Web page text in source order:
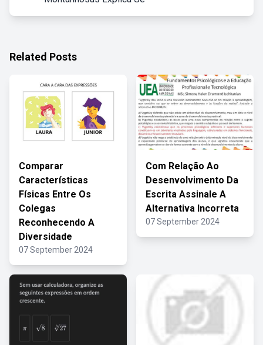
Related Posts
Comparar
Características
Físicas Entre Os
Colegas
Reconhecendo A
Diversidade
07 September 2024
Com Relação Ao
Desenvolvimento Da
Escrita Assinale A
Alternativa Incorreta
07 September 2024